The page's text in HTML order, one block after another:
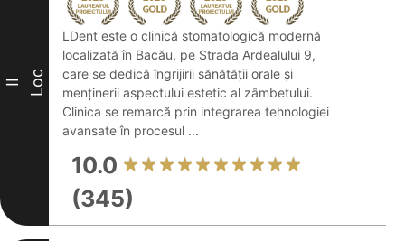
II Loc
LDent este o clinică stomatologică modernă
localizată în Bacău, pe Strada Ardealului 9,
care se dedică îngrijirii sănătății orale și
menținerii aspectului estetic al zâmbetului.
Clinica se remarcă prin integrarea tehnologiei
avansate în procesul ...
10.0
(345)